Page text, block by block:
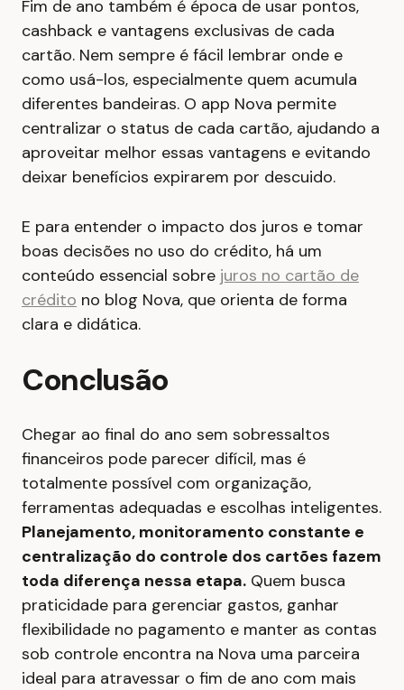
Fim de ano também é época de usar pontos,
cashback e vantagens exclusivas de cada
cartão. Nem sempre é fácil lembrar onde e
como usá-los, especialmente quem acumula
diferentes bandeiras. O app Nova permite
centralizar o status de cada cartão, ajudando a
aproveitar melhor essas vantagens e evitando
deixar benefícios expirarem por descuido.
E para entender o impacto dos juros e tomar
boas decisões no uso do crédito, há um
conteúdo essencial sobre juros no cartão de
crédito no blog Nova, que orienta de forma
clara e didática.
Conclusão
Chegar ao final do ano sem sobressaltos
financeiros pode parecer difícil, mas é
totalmente possível com organização,
ferramentas adequadas e escolhas inteligentes.
Planejamento, monitoramento constante e
centralização do controle dos cartões fazem
toda diferença nessa etapa. Quem busca
praticidade para gerenciar gastos, ganhar
flexibilidade no pagamento e manter as contas
sob controle encontra na Nova uma parceira
ideal para atravessar o fim de ano com mais